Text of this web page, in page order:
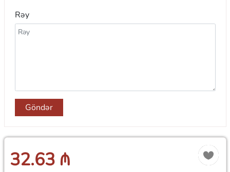
Rəy
Göndər
32.63 ₼